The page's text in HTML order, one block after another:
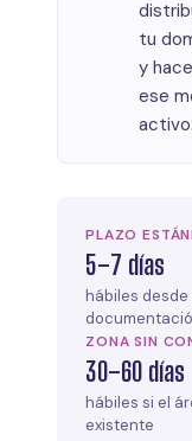
tu
y
ese
activo.
PLAZO
5–7 días
hábiles
ZONA SIN
30–60 días
hábiles si el
existente